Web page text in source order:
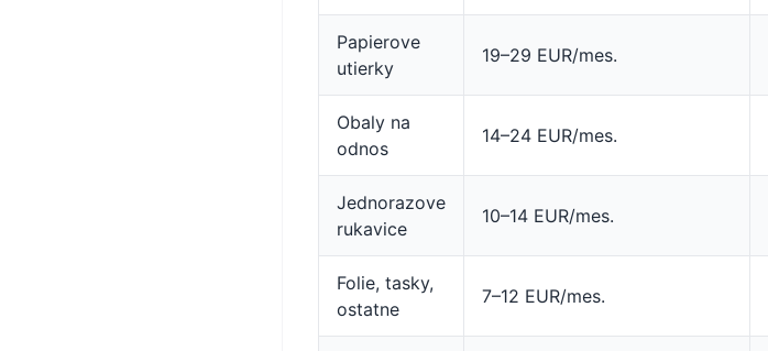
Papierove
utierky
19–29 EUR/mes.
Obaly na
odnos
14–24 EUR/mes.
Jednorazove
rukavice
10–14 EUR/mes.
Folie, tasky,
ostatne
7–12 EUR/mes.